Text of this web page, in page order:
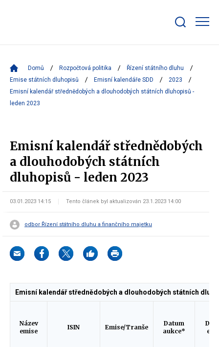
bar
Domů Rozpočtová politika
Řízení státního dluhu
Emise státních dluhopisů
Emisní kalendáře SDD
2023
Emisní kalendář střednědobých a dlouhodobých státních dluhopisů -
leden 2023
Emisní kalendář střednědobých
a dlouhodobých státních
dluhopisů - leden 2023
03.01.2023 14:15 Tento článek byl aktualizován 23.1.2023 14:00
odbor Řízení státního dluhu a finančního majetku
Emisní kalendář střednědobých a dlouhodobých státních
Název
emise
ISIN Emise/Tranše
Datum
aukce*